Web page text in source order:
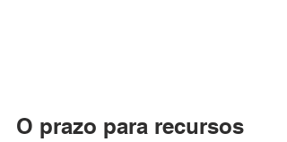
O prazo para recursos